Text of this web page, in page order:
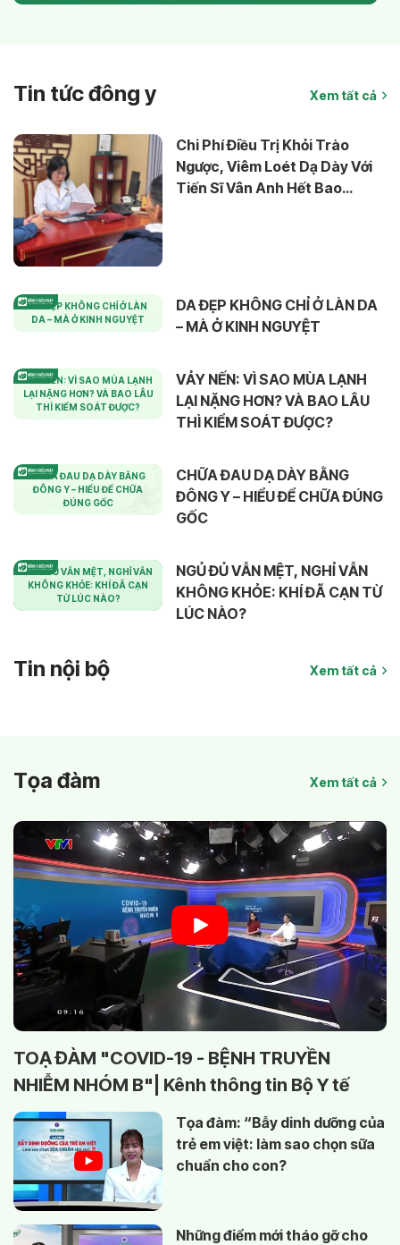
Tin tức đông y Xem tất cả
Chi Phí Điều Trị Khỏi Trào
Ngược, Viêm Loét Dạ Dày Với
Tiến Sĩ Vân Anh Hết Bao
DA ĐẸP KHÔNG CHỈ Ở LÀN
DA – MÀ Ở KINH NGUYỆT
DA ĐẸP KHÔNG CHỈ Ở LÀN DA
– MÀ Ở KINH NGUYỆT
VẢY NẾN: VÌ SAO MÙA LẠNH
LẠI NẶNG HƠN? VÀ BAO LÂU
THÌ KIỂM SOÁT ĐƯỢC?
VẢY NẾN: VÌ SAO MÙA LẠNH
LẠI NẶNG HƠN? VÀ BAO LÂU
THÌ KIỂM SOÁT ĐƯỢC?
CHỮA ĐAU DẠ DÀY BẰNG
ĐÔNG Y – HIỂU ĐỂ CHỮA
ĐÚNG GỐC
CHỮA ĐAU DẠ DÀY BẰNG
ĐÔNG Y – HIỂU ĐỂ CHỮA ĐÚNG
GỐC
NGỦ ĐỦ VẪN MỆT, NGHỈ VẪN
KHÔNG KHỎE: KHÍ ĐÃ CẠN
TỪ LÚC NÀO?
NGỦ ĐỦ VẪN MỆT, NGHỈ VẪN
KHÔNG KHỎE: KHÍ ĐÃ CẠN TỪ
LÚC NÀO?
Tin nội bộ Xem tất cả
Tọa đàm Xem tất cả
TOẠ ĐÀM "COVID-19 - BỆNH TRUYỀN
NHIỄM NHÓM B"| Kênh thông tin Bộ Y tế
Tọa đàm: “Bẫy dinh dưỡng của
trẻ em việt: làm sao chọn sữa
chuẩn cho con?
Những điểm mới tháo gỡ cho